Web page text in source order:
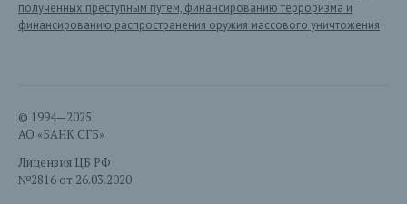
полученных преступным путем, финансированию терроризма и
финансированию распространения оружия массового уничтожения
© 1994—2025
АО «БАНК СГБ»
Лицензия ЦБ РФ
№2816 от 26.03.2020